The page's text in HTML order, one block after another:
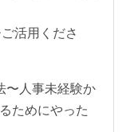
活用くださ
〜人事未経験か
ためにやった